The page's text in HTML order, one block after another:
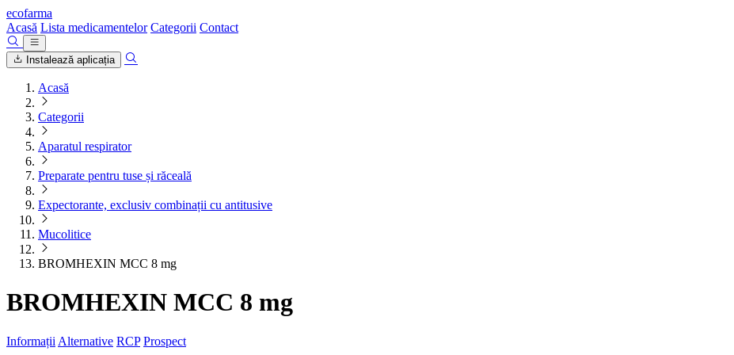
ecofarma
Acasă Lista medicamentelor Categorii Contact
Instalează aplicația
Acasă
Categorii
Aparatul respirator
Preparate pentru tuse și răceală
Expectorante, exclusiv combinații cu antitusive
Mucolitice
BROMHEXIN MCC 8 mg
BROMHEXIN MCC 8 mg
Informații Alternative RCP Prospect